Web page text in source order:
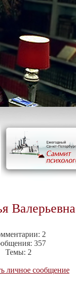
Валерьевна
2
357
Темы: 2
личное сообщение